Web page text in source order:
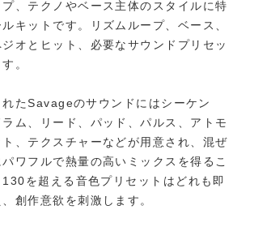
、テクノやベース主体のスタイルに特
キットです。リズムループ、ベース、
オとヒット、必要なサウンドプリセッ
。
たSavageのサウンドにはシーケン
ム、リード、パッド、パルス、アトモ
、テクスチャーなどが用意され、混ぜ
ワフルで熱量の高いミックスを得るこ
を超える音色プリセットはどれも即
創作意欲を刺激します。